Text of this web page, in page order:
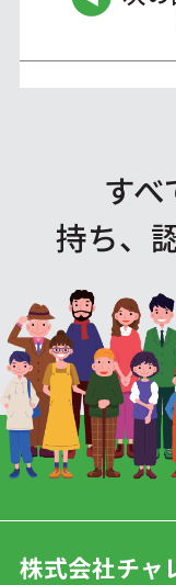
す
持ち、
株式会社チャ